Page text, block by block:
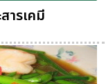
ารเคมี